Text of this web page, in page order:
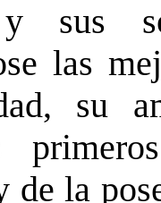
sus
las
su
de la